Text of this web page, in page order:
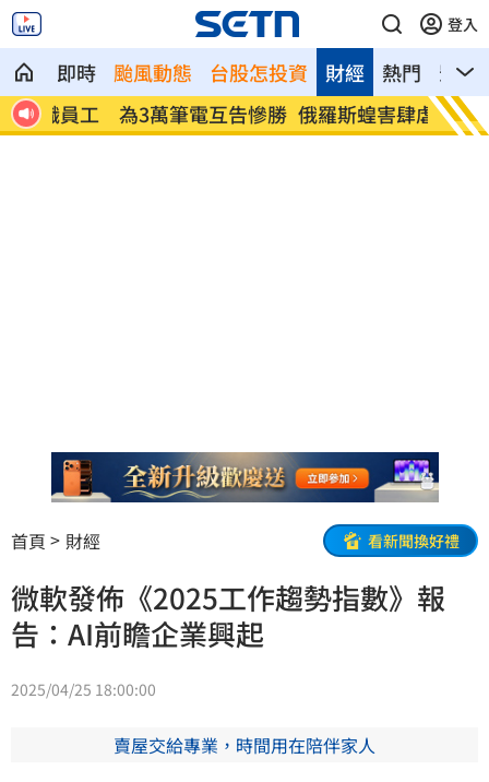
登入
即時 颱風動態 台股怎投資 熱門 影音
財經
勝 俄羅斯蝗害肆虐如末日 網驚：聖經十災
慈濟
勸
首頁 財經 看新聞換好禮
微軟發佈《2025工作趨勢指數》報
告：AI前瞻企業興起
2025/04/25 18:00:00
賣屋交給專業，時間用在陪伴家人